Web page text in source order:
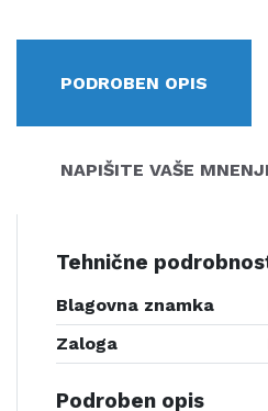
PODROBEN OPIS
NAPIŠITE VAŠE
Tehnične
Blagovna znamka
Zaloga
Podroben opis